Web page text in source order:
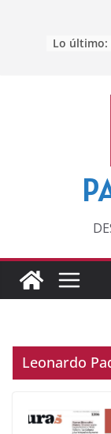
Lo último:
Leonardo